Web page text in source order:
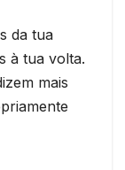
da tua
à tua volta.
mais